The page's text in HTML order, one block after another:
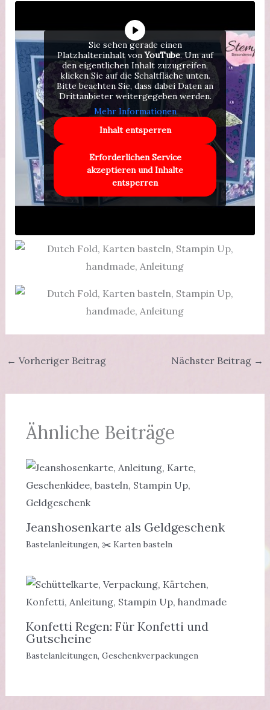
Sie sehen gerade einen
Platzhalterinhalt vonYouTube. Um auf
den eigentlichen Inhalt zuzugreifen,
klicken Sie auf die Schaltfläche unten.
Bitte beachten Sie, dass dabei Daten an
Drittanbieter weitergegeben werden.
Mehr Informationen
Inhalt entsperren
Erforderlichen Service
akzeptieren und Inhalte
entsperren
← Vorheriger Beitrag Nächster Beitrag →
Ähnliche Beiträge
Jeanshosenkarte als Geldgeschenk
Bastelanleitungen, ✂️ Karten basteln
Konfetti Regen: Für Konfetti und
Gutscheine
Bastelanleitungen, Geschenkverpackungen